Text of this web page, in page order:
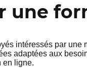
une
intéressés par une
adaptées aux
en ligne.